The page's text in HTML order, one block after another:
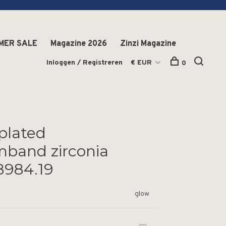
SALE Magazine 2026 Zinzi Magazine
Inloggen / Registreren € EUR 0
zirconia
glow